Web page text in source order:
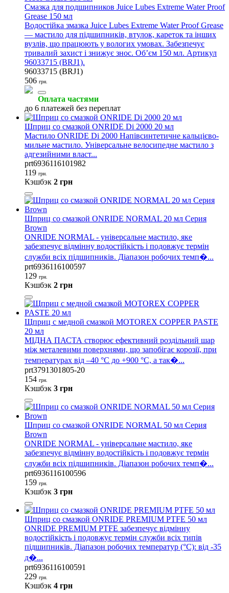
Смазка для подшипников Juice Lubes Extreme Water Proof
Grease 150 мл
Водостійка змазка Juice Lubes Extreme Water Proof Grease
— мастило для підшипників, втулок, кареток та інших
вузлів, що працюють у вологих умовах. Забезпечує
тривалий захист і знижує знос. Обʼєм 150 мл. Артикул
96033715 (BRJ1).
96033715 (BRJ1)
506 грн.
Оплата частями
до 6 платежей без переплат
Шприц со смазкой ONRIDE Di 2000 20 мл
Мастило ONRIDE Di 2000 Напівсинтетичне кальцієво-
мильне мастило. Універсальне велосипедне мастило з
адгезийними власт...
prt6936116101982
119 грн.
Кэшбэк 2 грн
Шприц со смазкой ONRIDE NORMAL 20 мл Серия
Brown
ONRIDE NORMAL - універсальне мастило, яке
забезпечує відмінну водостійкість і подовжує термін
служби всіх підшипників. Діапазон робочих темп�...
prt6936116100597
129 грн.
Кэшбэк 2 грн
Щприц с медной смазкой MOTOREX COPPER PASTE
20 мл
МІДНА ПАСТА створює ефективний роздільний шар
між металевими поверхнями, що запобігає корозії, при
температурах від –40 °C до +900 °C, а так�...
prt3791301805-20
154 грн.
Кэшбэк 3 грн
Шприц со смазкой ONRIDE NORMAL 50 мл Серия
Brown
ONRIDE NORMAL - універсальне мастило, яке
забезпечує відмінну водостійкість і подовжує термін
служби всіх підшипників. Діапазон робочих темп�...
prt6936116100596
159 грн.
Кэшбэк 3 грн
Шприц со смазкой ONRIDE PREMIUM PTFE 50 мл
ONRIDE PREMIUM PTFE забезпечує відмінну
водостійкість і подовжує термін служби всіх типів
підшипників. Діапазон робочих температур (°С): від -35
д�...
prt6936116100591
229 грн.
Кэшбэк 4 грн